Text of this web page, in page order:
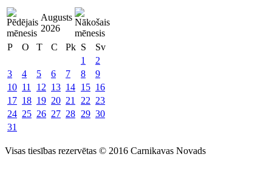
Augusts
2026
P
O T C Pk S
Sv
1
2
3
4 5 6 7 8
9
10 11 12 13 14 15 16
17 18 19 20 21 22 23
24 25 26 27 28 29 30
31
Visas tiesības rezervētas © 2016 Carnikavas Novads